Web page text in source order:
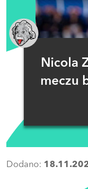
Nicola
meczu
Dodano: